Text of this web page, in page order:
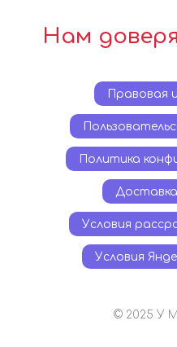
Нам
Правовая
Политика
Условия
Условия
© 2025 У